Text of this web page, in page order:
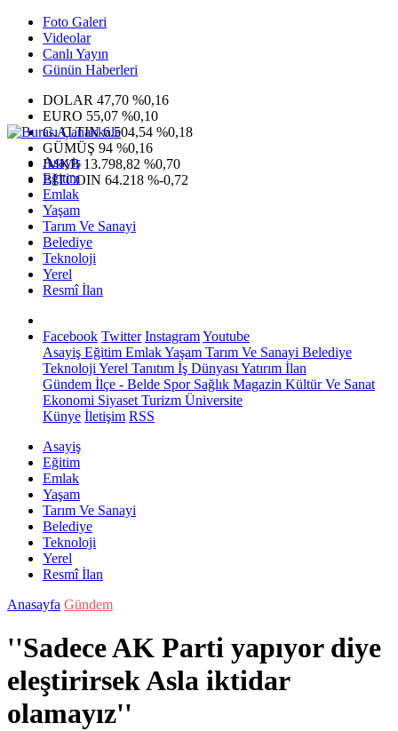
Foto Galeri
Videolar
Canlı Yayın
Günün Haberleri
DOLAR 47,70 %0,16
EURO 55,07 %0,10
G.ALTIN6.504,54 %0,18
GÜMÜŞ 94 %0,16
IMKB 13.798,82 %0,70
BITCOIN 64.218 %-0,72
Asayiş
Eğitim
Emlak
Yaşam
Tarım Ve Sanayi
Belediye
Teknoloji
Yerel
Resmî İlan
Facebook Twitter InstagramYoutube
Asayiş Eğitim EmlakYaşam Tarım Ve Sanayi Belediye
Teknoloji Yerel Tanıtım İş Dünyası Yatırım İlan
Gündem İlçe - Belde SporSağlık Magazin Kültür Ve Sanat
Ekonomi Siyaset Turizm Üniversite
Künye İletişim RSS
Asayiş
Eğitim
Emlak
Yaşam
Tarım Ve Sanayi
Belediye
Teknoloji
Yerel
Resmî İlan
Anasayfa Gündem
''Sadece AK Parti yapıyor diye
eleştirirsek Asla iktidar
olamayız''